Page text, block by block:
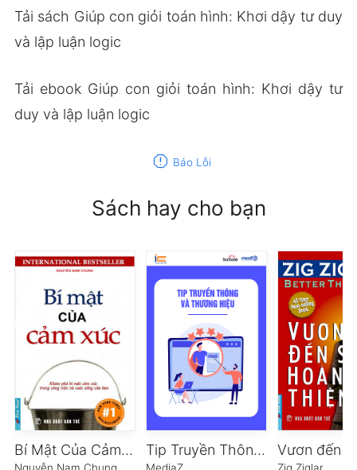
Tải sách Giúp con giỏi toán hình: Khơi dậy tư duy
và lập luận logic
Tải ebook Giúp con giỏi toán hình: Khơi dậy tư
duy và lập luận logic
report Báo Lỗi
Sách hay cho bạn
Bí Mật Của Cảm Xúc Tip Truyền Thông Và Thương Hiệu